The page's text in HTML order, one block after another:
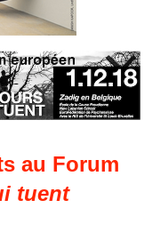
au Forum
tuent